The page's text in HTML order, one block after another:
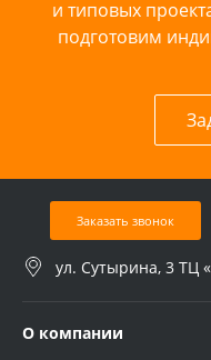
и типовых
подготовим
Заказать звонок
ул. Сутырина, 3 ТЦ
О компании